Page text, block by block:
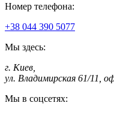
Номер телефона:
+38 044 390 5077
Мы здесь:
г. Киев
ул. Владимирская 61/11,
Мы в соцсетях: